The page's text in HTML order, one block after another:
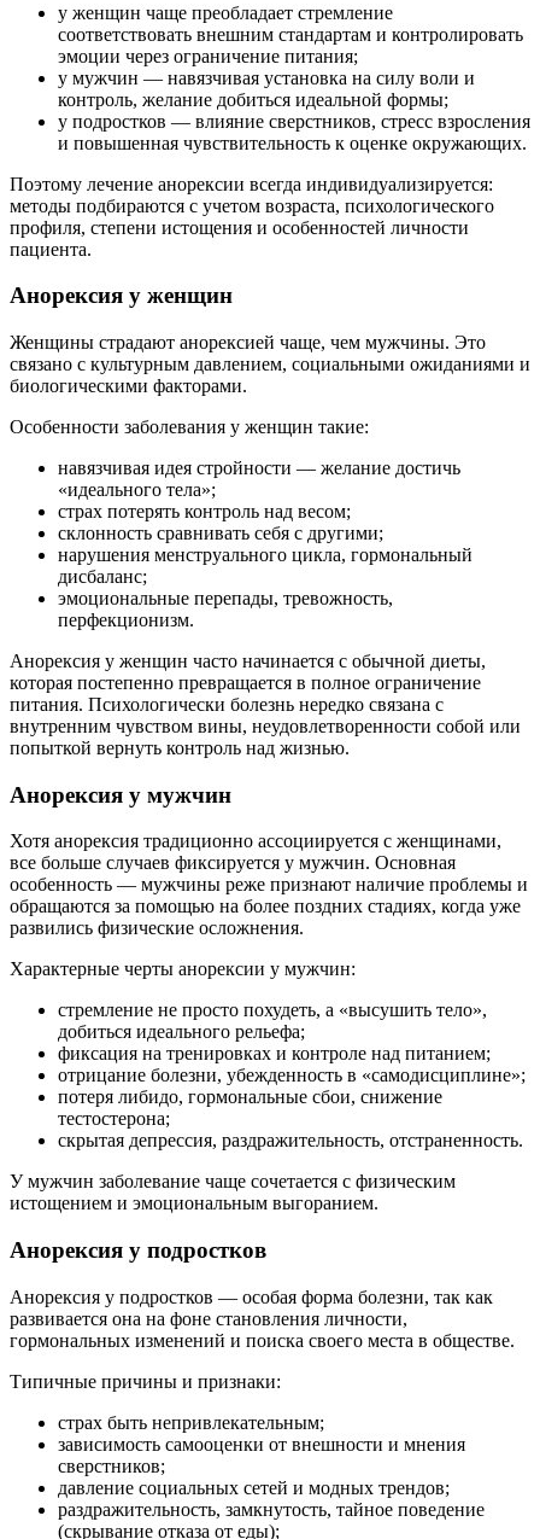
у женщин чаще преобладает стремление
соответствовать внешним стандартам и контролировать
эмоции через ограничение питания;
у мужчин — навязчивая установка на силу воли и
контроль, желание добиться идеальной формы;
у подростков — влияние сверстников, стресс взросления
и повышенная чувствительность к оценке окружающих.
Поэтому лечение анорексии всегда индивидуализируется:
методы подбираются с учетом возраста, психологического
профиля, степени истощения и особенностей личности
пациента.
Анорексия у женщин
Женщины страдают анорексией чаще, чем мужчины. Это
связано с культурным давлением, социальными ожиданиями и
биологическими факторами.
Особенности заболевания у женщин такие:
навязчивая идея стройности — желание достичь
«идеального тела»;
страх потерять контроль над весом;
склонность сравнивать себя с другими;
нарушения менструального цикла, гормональный
дисбаланс;
эмоциональные перепады, тревожность,
перфекционизм.
Анорексия у женщин часто начинается с обычной диеты,
которая постепенно превращается в полное ограничение
питания. Психологически болезнь нередко связана с
внутренним чувством вины, неудовлетворенности собой или
попыткой вернуть контроль над жизнью.
Анорексия у мужчин
Хотя анорексия традиционно ассоциируется с женщинами,
все больше случаев фиксируется у мужчин. Основная
особенность — мужчины реже признают наличие проблемы и
обращаются за помощью на более поздних стадиях, когда уже
развились физические осложнения.
Характерные черты анорексии у мужчин:
стремление не просто похудеть, а «высушить тело»,
добиться идеального рельефа;
фиксация на тренировках и контроле над питанием;
отрицание болезни, убежденность в «самодисциплине»;
потеря либидо, гормональные сбои, снижение
тестостерона;
скрытая депрессия, раздражительность, отстраненность.
У мужчин заболевание чаще сочетается с физическим
истощением и эмоциональным выгоранием.
Анорексия у подростков
Анорексия у подростков — особая форма болезни, так как
развивается она на фоне становления личности,
гормональных изменений и поиска своего места в обществе.
Типичные причины и признаки:
страх быть непривлекательным;
зависимость самооценки от внешности и мнения
сверстников;
давление социальных сетей и модных трендов;
раздражительность, замкнутость, тайное поведение
(скрывание отказа от еды);